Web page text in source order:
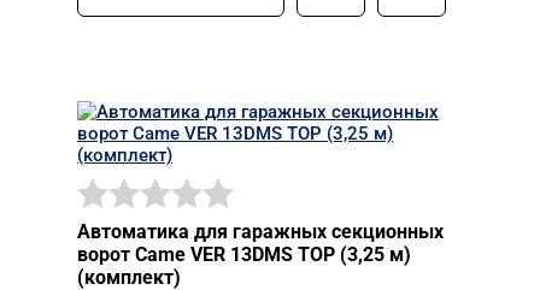
Автоматика для гаражных секционных
ворот Came VER 13DMS TOP (3,25 м)
(комплект)